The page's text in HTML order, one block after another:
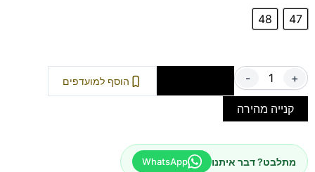
47
48
- + הוסף למועדפים
קנייה מהירה
מתלבט? דבר איתנו WhatsApp